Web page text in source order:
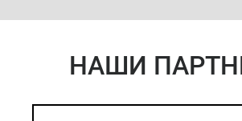
НАШИ